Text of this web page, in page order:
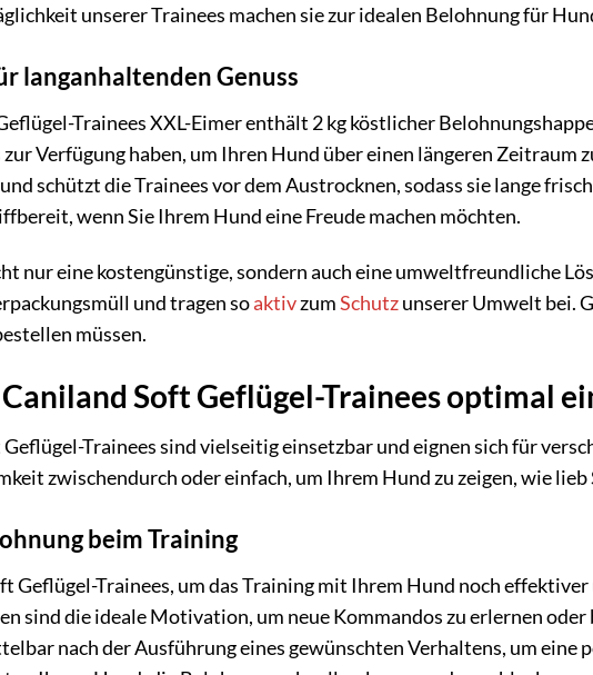
unserer Trainees machen sie zur idealen Belohnung für
langanhaltenden Genuss
Trainees XXL-Eimer enthält 2 kg köstlicher
Verfügung haben, um Ihren Hund über einen längeren Zeitraum
schützt die Trainees vor dem Austrocknen, sodass sie lange
wenn Sie Ihrem Hund eine Freude machen möchten.
nur eine kostengünstige, sondern auch eine umweltfreundliche
und tragen soaktivzumSchutzunserer Umwelt bei.
müssen.
Caniland Soft Geflügel-Trainees optimal
Trainees sind vielseitig einsetzbar und eignen sich für
zwischendurch oder einfach, um Ihrem Hund zu zeigen, wie
beim Training
Geflügel-Trainees, um das Training mit Ihrem Hund noch
sind die ideale Motivation, um neue Kommandos zu erlernen
nach der Ausführung eines gewünschten Verhaltens, um